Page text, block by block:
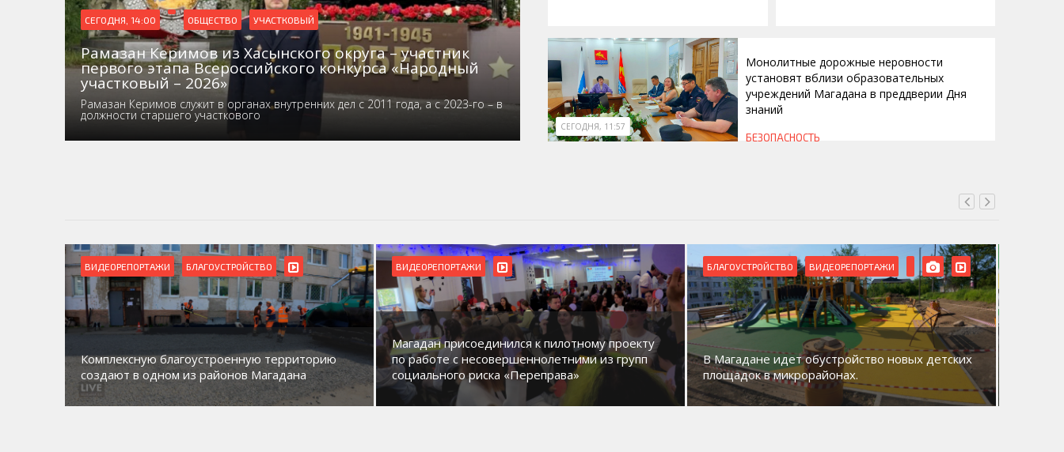
СЕГОДНЯ, 14:00 ОБЩЕСТВО УЧАСТКОВЫЙ
Рамазан Керимов из Хасынского округа – участник
первого этапа Всероссийского конкурса «Народный
участковый – 2026»
Рамазан Керимов служит в органах внутренних дел с 2011 года, а с 2023-го – в
должности старшего участкового
СЕГОДНЯ, 11:57
Монолитные дорожные неровности
установят вблизи образовательных
учреждений Магадана в преддверии Дня
знаний
БЕЗОПАСНОСТЬ
ВИДЕОРЕПОРТАЖИ БЛАГОУСТРОЙСТВО
Комплексную благоустроенную территорию
создают в одном из районов Магадана
ВИДЕОРЕПОРТАЖИ
Магадан присоединился к пилотному проекту
по работе с несовершеннолетними из групп
социального риска «Переправа»
БЛАГОУСТРОЙСТВО ВИДЕОРЕПОРТАЖИ
В Магадане идет обустройство новых детских
площадок в микрорайонах.